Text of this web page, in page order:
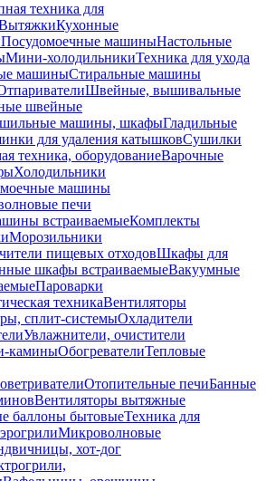
техника для
Кухонные
Посудомоечные машиныНастольные
Мини-холодильникиТехника для ухода
машиныСтиральные машины
Швейные, вышивальные
швейные
машины, шкафыГладильные
для удаления катышковСушилки
техника, оборудованиеВарочные
Холодильники
машины
печи
встраиваемыеКомплекты
Морозильники
пищевых отходовШкафы для
шкафы встраиваемыеВакуумные
Пароварки
техникаВентиляторы
сплит-системыОхладители
Увлажнители, очистители
каминыОбогревателиТепловые
Отопительные печиБанные
Вентиляторы вытяжные
баллоны бытовыеТехника для
Микроволновые
хот-дог